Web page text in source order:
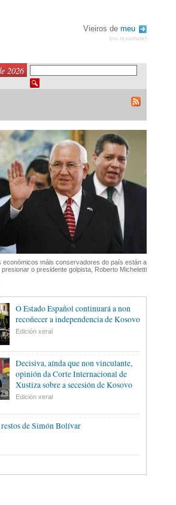
Vieiros de meu
(ou rexistrate)
2026
económicos máis conservadores do país están a
presionar o presidente golpista, Roberto Micheletti
O Estado Español continuará a non
recoñecer a independencia de Kosovo
Edición xeral
Decisiva, aínda que non vinculante,
opinión da Corte Internacional de
Xustiza sobre a secesión de Kosovo
Edición xeral
de Simón Bolívar